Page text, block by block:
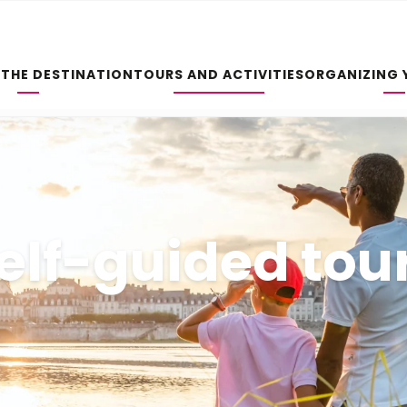
DESTINATIONTOURS AND ACTIVITIESORGANIZING
guided